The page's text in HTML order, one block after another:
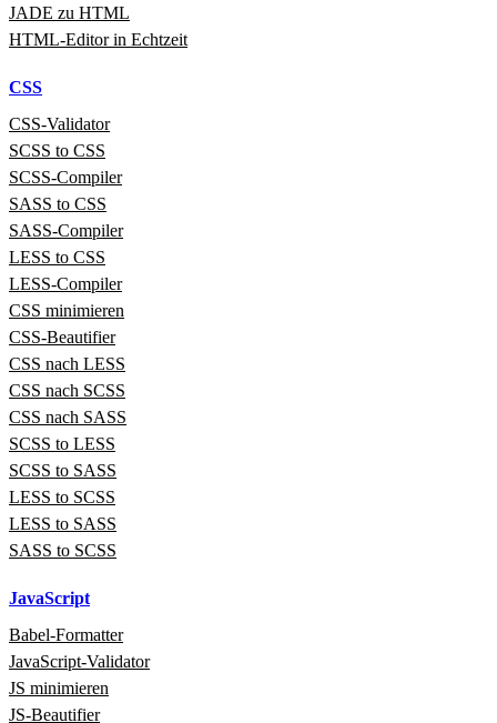
JADE zu HTML
HTML‑Editor in Echtzeit
CSS
CSS‑Validator
SCSS to CSS
SCSS‑Compiler
SASS to CSS
SASS‑Compiler
LESS to CSS
LESS‑Compiler
CSS minimieren
CSS-Beautifier
CSS nach LESS
CSS nach SCSS
CSS nach SASS
SCSS to LESS
SCSS to SASS
LESS to SCSS
LESS to SASS
SASS to SCSS
JavaScript
Babel‑Formatter
JavaScript‑Validator
JS minimieren
JS-Beautifier